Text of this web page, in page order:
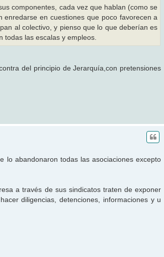
componentes, cada vez que hablan (como se
en cuestiones que poco favorecen a
al colectivo, y pienso que lo que deberían es
todas las escalas y empleos.
del principio de Jerarquía,con pretensiones
lo abandonaron todas las asociaciones excepto
a través de sus sindicatos traten de exponer
diligencias, detenciones, informaciones y u